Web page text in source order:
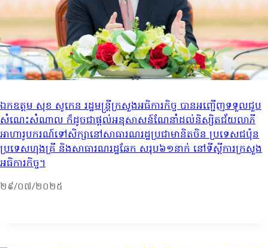
ឯកឧត្តម សុខ សូកេន រដ្ឋមន្រ្តីក្រសួងអធិការកិច្ច បានអញ្ជើញទទួលជួប
សំណេះសំណាល ក៏ដូចជាផ្ដល់អនុសាសន៍ណែនាំដល់និស្សិតជ័យលាភី
អាហារូបករណ៍ទៅសិក្សានៅសាធារណរដ្ឋប្រជាមានិតចិន ប្រទេសជប៉ុន
ប្រទេសហុងគ្រី និងសាធារណរដ្ឋឆែក សរុប៦១នាក់ នៅទីស្ដីការក្រសួង
អធិការកិច្ច។
២៩/០៧/២០២៥